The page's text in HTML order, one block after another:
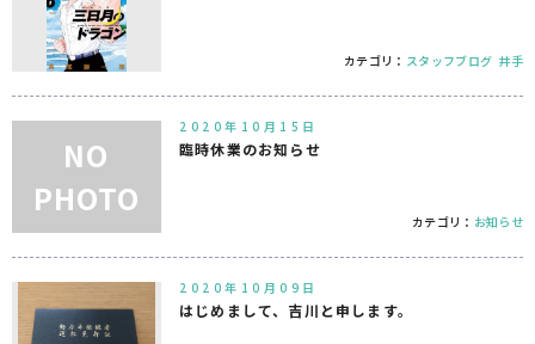
カテゴリ： スタッフブログ 井手
NO
PHOTO
2020年10月15日
臨時休業のお知らせ
カテゴリ： お知らせ
2020年10月09日
はじめまして、吉川と申します。